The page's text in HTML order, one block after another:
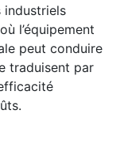
industriels
l’équipement
peut conduire
traduisent par